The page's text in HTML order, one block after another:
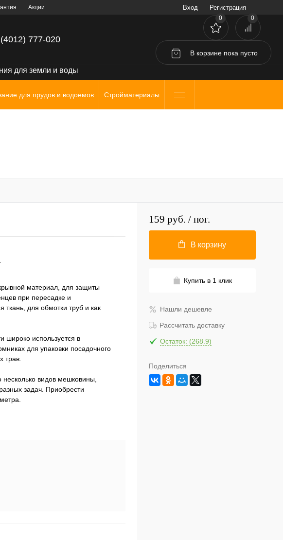
Акции Вход Регистрация
777-020
0 0
В корзине пока пусто
для земли и воды
для прудов и водоемов Стройматериалы
материал, для защиты
при пересадке и
ткань, для обмотки труб и как
широко используется в
для упаковки посадочного
трав.
видов мешковины,
задач. Приобрести
159 руб. / пог.
В корзину
Купить в 1 клик
Нашли дешевле
Рассчитать доставку
Остаток: (268.9)
Поделиться